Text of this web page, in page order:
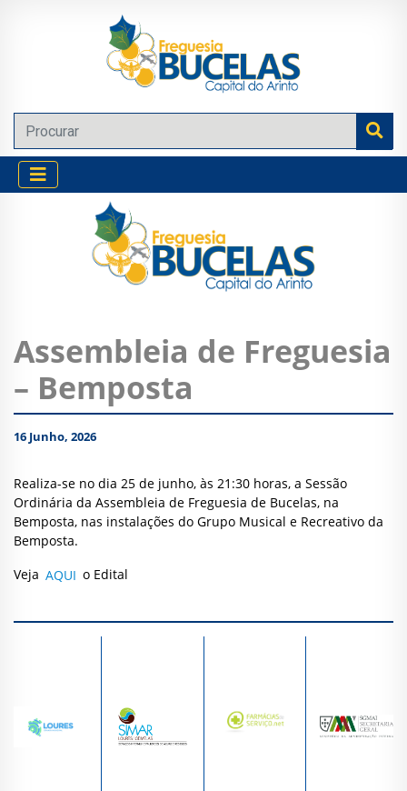
Assembleia de Freguesia
– Bemposta
16 Junho, 2026
Realiza-se no dia 25 de junho, às 21:30 horas, a Sessão
Ordinária da Assembleia de Freguesia de Bucelas, na
Bemposta, nas instalações do Grupo Musical e Recreativo da
Bemposta.
Veja AQUI o Edital